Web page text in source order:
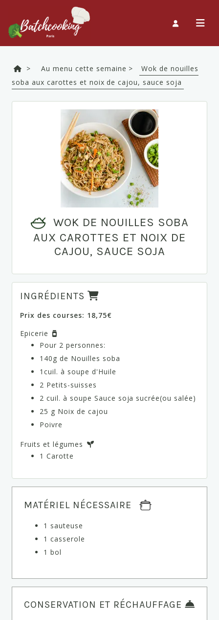
> Au menu cette semaine >
Wok de nouilles
soba aux carottes et noix de cajou, sauce soja
WOK DE NOUILLES SOBA
AUX CAROTTES ET NOIX DE
CAJOU, SAUCE SOJA
INGRÉDIENTS
Prix des courses: 18,75€
Epicerie
Pour 2 personnes:
140g de Nouilles soba
1cuil. à soupe d'Huile
2 Petits-suisses
2 cuil. à soupe Sauce soja sucrée(ou salée)
25 g Noix de cajou
Poivre
Fruits et légumes
1 Carotte
MATÉRIEL NÉCESSAIRE
1 sauteuse
1 casserole
1 bol
CONSERVATION ET RÉCHAUFFAGE